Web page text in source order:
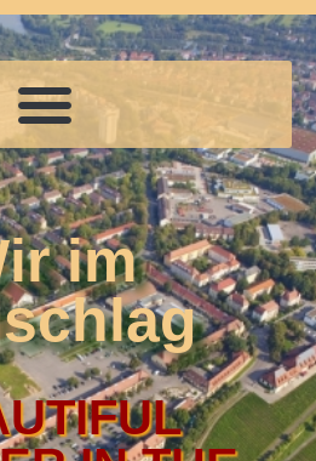
im